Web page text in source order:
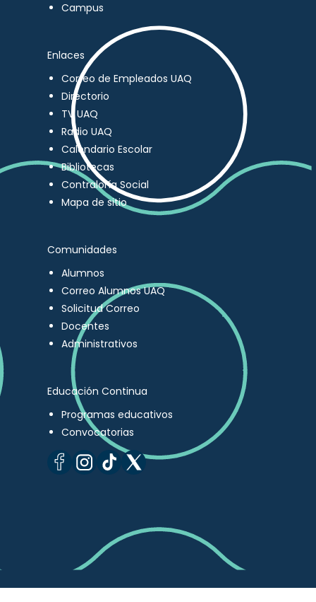
Campus
Enlaces
Correo de Empleados UAQ
Directorio
TV UAQ
Radio UAQ
Calendario Escolar
Bibliotecas
Contraloría Social
Mapa de sitio
Comunidades
Alumnos
Correo Alumnos UAQ
Solicitud Correo
Docentes
Administrativos
Educación Continua
Programas educativos
Convocatorias